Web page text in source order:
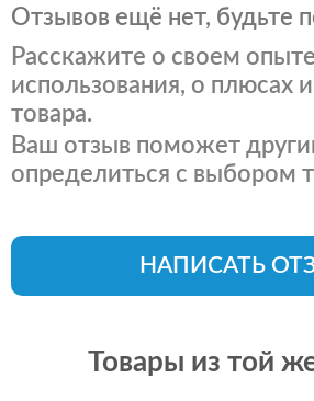
Отзывов ещё нет, будьте
Расскажите о своем опыте
использования, о плюсах
товара.
Ваш отзыв поможет
определиться с выбором
НАПИСАТЬ
Товары из той